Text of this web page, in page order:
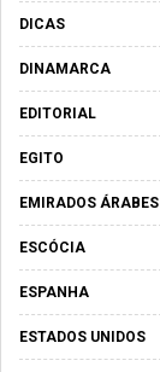
DICAS
DINAMARCA
EDITORIAL
EGITO
EMIRADOS ÁRABES
ESCÓCIA
ESPANHA
ESTADOS UNIDOS